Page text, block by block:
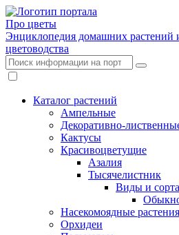
Про цветы
Энциклопедия домашних растений
цветоводства
Каталог растений
Ампельные
Декоративно-
Кактусы
Красивоцветущие
Азалия
Тысячелистник
Виды и сорта
Насекомоядные растения
Орхидеи